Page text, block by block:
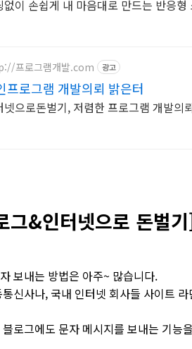
없이 손쉽게 내 마음대로 만드는 반응
프로그램개발.com 광고
프로그램 개발의뢰 밝은터
넷으로돈벌기, 저렴한 프로그램 개발의
그&인터넷으로 돈벌
보내는 방법은 아주~ 많습니다.
신사나, 국내 인터넷 회사들 사이트
블로그에도 문자 메시지를 보내는 기